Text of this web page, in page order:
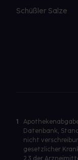
Schüßler Salze
1
Datenbank,
nicht
gesetzlicher